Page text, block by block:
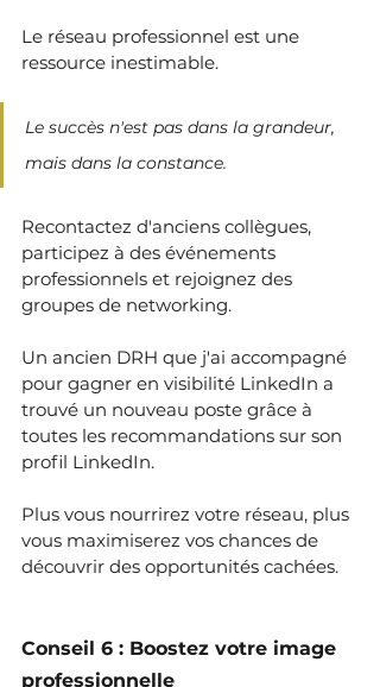
Le réseau professionnel est une
ressource inestimable.
Le succès n'est pas dans la grandeur,
mais dans la constance.
Recontactez d'anciens collègues,
participez à des événements
professionnels et rejoignez des
groupes de networking.
Un ancien DRH que j'ai accompagné
pour gagner en visibilité LinkedIn a
trouvé un nouveau poste grâce à
toutes les recommandations sur son
profil LinkedIn.
Plus vous nourrirez votre réseau, plus
vous maximiserez vos chances de
découvrir des opportunités cachées.
Conseil 6 : Boostez votre image
professionnelle